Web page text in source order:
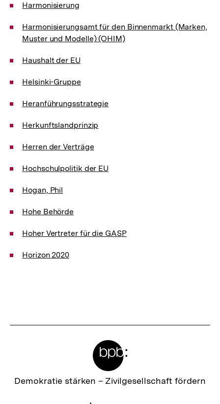
Harmonisierung
Harmonisierungsamt für den Binnenmarkt (Marken,
Muster und Modelle) (OHIM)
Haushalt der EU
Helsinki-Gruppe
Heranführungsstrategie
Herkunftslandprinzip
Herren der Verträge
Hochschulpolitik der EU
Hogan, Phil
Hohe Behörde
Hoher Vertreter für die GASP
Horizon 2020
Zur
Demokratie stärken – Zivilgesellschaft fördern